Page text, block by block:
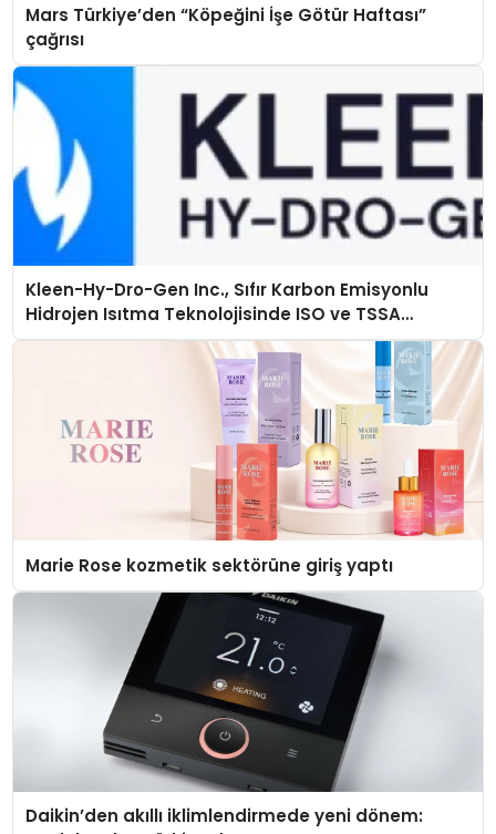
Mars Türkiye’den “Köpeğini İşe Götür Haftası”
çağrısı
Kleen-Hy-Dro-Gen Inc., Sıfır Karbon Emisyonlu
Hidrojen Isıtma Teknolojisinde ISO ve TSSA
Düzenleyici Onaylarını Aldı
Marie Rose kozmetik sektörüne giriş yaptı
Daikin’den akıllı iklimlendirmede yeni dönem: